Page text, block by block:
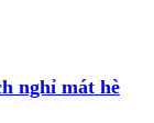
nghỉ mát hè